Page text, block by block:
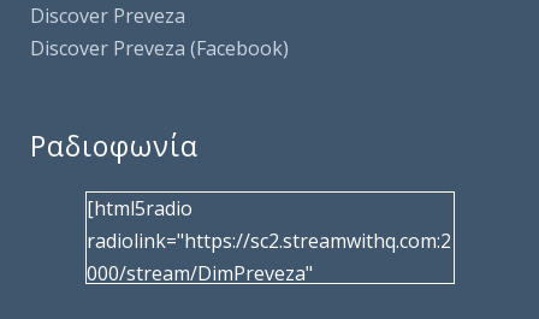
Discover Preveza
Discover Preveza (Facebook)
Ραδιοφωνία
[html5radio
radiolink="https://sc2.streamwithq.com:2
000/stream/DimPreveza"